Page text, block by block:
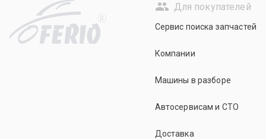
R
Для покупателей
Сервис поиска запчастей
Компании
Машины в разборе
Автосервисам и СТО
Доставка